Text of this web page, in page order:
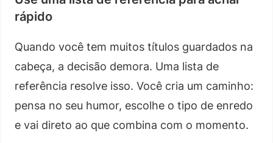
rápido
Quando você tem muitos títulos guardados na
cabeça, a decisão demora. Uma lista de
referência resolve isso. Você cria um caminho:
pensa no seu humor, escolhe o tipo de enredo
e vai direto ao que combina com o momento.